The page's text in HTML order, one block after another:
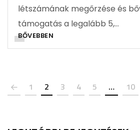
létszámának megőrzése és
támogatás a legalább 5,…
BŐVEBBEN
1 2 3 4 5 … 10